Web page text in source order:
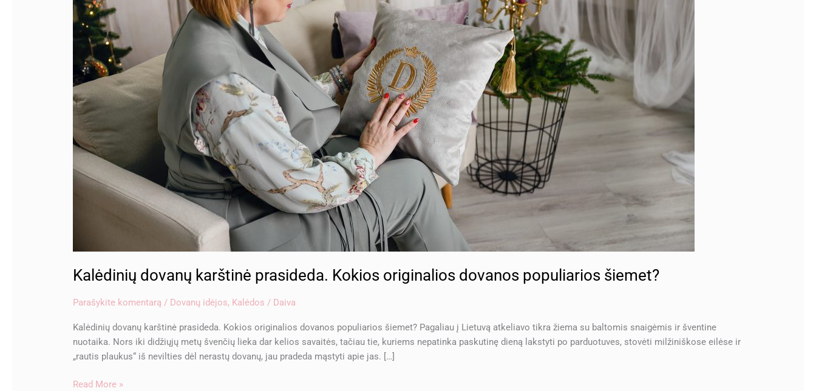
Kalėdinių dovanų karštinė prasideda. Kokios originalios dovanos populiarios šiemet?
Parašykite komentarą / Dovanų idėjos, Kalėdos / Daiva
Kalėdinių dovanų karštinė prasideda. Kokios originalios dovanos populiarios šiemet? Pagaliau į Lietuvą atkeliavo tikra žiema su baltomis snaigėmis ir šventine
nuotaika. Nors iki didžiųjų metų švenčių lieka dar kelios savaitės, tačiau tie, kuriems nepatinka paskutinę dieną lakstyti po parduotuves, stovėti milžiniškose eilėse ir
„rautis plaukus“ iš nevilties dėl nerastų dovanų, jau pradeda mąstyti apie jas. […]
Read More »